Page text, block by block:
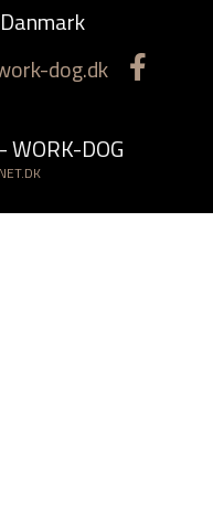
Danmark
dog.dk
WORK-DOG